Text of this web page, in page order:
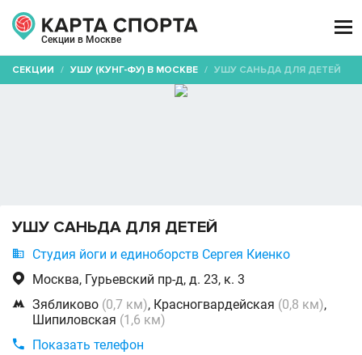
Секции в Москве

СЕКЦИИ / УШУ (КУНГ-ФУ) В МОСКВЕ / УШУ САНЬДА ДЛЯ ДЕТЕЙ
УШУ САНЬДА ДЛЯ ДЕТЕЙ
 Студия йоги и единоборств Сергея Киенко
 Москва, Гурьевский пр-д, д. 23, к. 3
 Зябликово (0,7 км), Красногвардейская (0,8 км),
Шипиловская (1,6 км)
 Показать телефон